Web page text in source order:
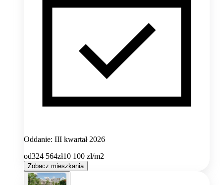
Oddanie: III kwartał 2026
od324 564zł10 100 zł/m2
Zobacz mieszkania